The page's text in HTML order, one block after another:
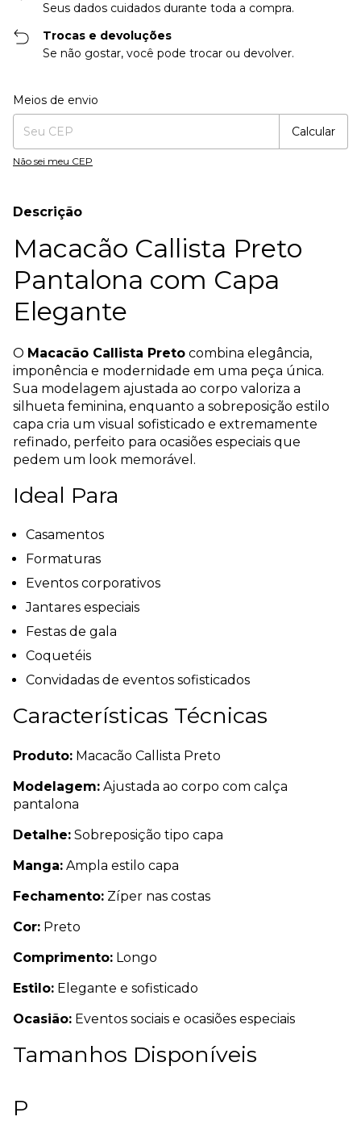
Seus dados cuidados durante toda a compra.
Trocas e devoluções
Se não gostar, você pode trocar ou devolver.
Entregas para o CEP:
Meios de envio
Calcular
Não sei meu CEP
Descrição
Macacão Callista Preto
Pantalona com Capa
Elegante
O Macacão Callista Preto combina elegância,
imponência e modernidade em uma peça única.
Sua modelagem ajustada ao corpo valoriza a
silhueta feminina, enquanto a sobreposição estilo
capa cria um visual sofisticado e extremamente
refinado, perfeito para ocasiões especiais que
pedem um look memorável.
Ideal Para
Casamentos
Formaturas
Eventos corporativos
Jantares especiais
Festas de gala
Coquetéis
Convidadas de eventos sofisticados
Características Técnicas
Produto: Macacão Callista Preto
Modelagem: Ajustada ao corpo com calça
pantalona
Detalhe: Sobreposição tipo capa
Manga: Ampla estilo capa
Fechamento: Zíper nas costas
Cor: Preto
Comprimento: Longo
Estilo: Elegante e sofisticado
Ocasião: Eventos sociais e ocasiões especiais
Tamanhos Disponíveis
P